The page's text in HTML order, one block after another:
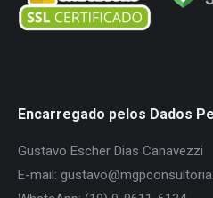
new
newnewnew
Encarregado pelos Dados
Gustavo Escher Dias Canavezzi
E-mail: